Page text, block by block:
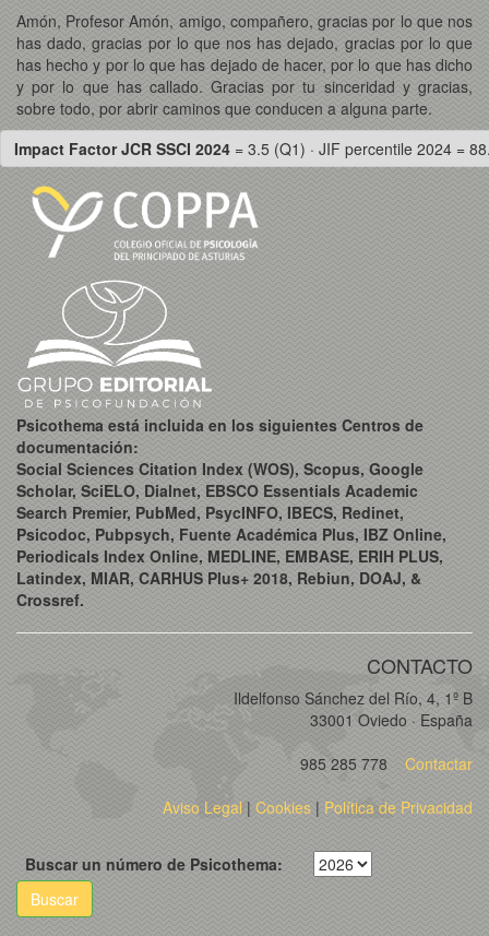
Amón, Profesor Amón, amigo, compañero, gracias por lo que nos
has dado, gracias por lo que nos has dejado, gracias por lo que
has hecho y por lo que has dejado de hacer, por lo que has dicho
y por lo que has callado. Gracias por tu sinceridad y gracias,
sobre todo, por abrir caminos que conducen a alguna parte.
Impact Factor JCR SSCI 2024 = 3.5 (Q1) · JIF percentile 2024 =
Psicothema está incluida en los siguientes Centros de
documentación:
Social Sciences Citation Index (WOS), Scopus, Google
Scholar, SciELO, Dialnet, EBSCO Essentials Academic
Search Premier, PubMed, PsycINFO, IBECS, Redinet,
Psicodoc, Pubpsych, Fuente Académica Plus, IBZ Online,
Periodicals Index Online, MEDLINE, EMBASE, ERIH PLUS,
Latindex, MIAR, CARHUS Plus+ 2018, Rebiun, DOAJ, &
Crossref.
CONTACTO
Ildelfonso Sánchez del Río, 4, 1º B
33001 Oviedo · España
985 285 778
Contactar
Aviso Legal| Cookies | Política de Privacidad
Buscar un número de Psicothema:
Buscar